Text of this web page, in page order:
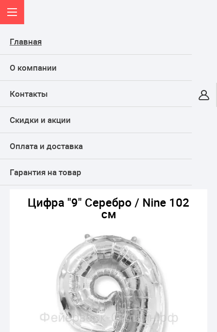
Главная
О компании
Контакты
Скидки и акции
Оплата и доставка
Гарантия на товар
Онлайн-гипермаркет
КАТАЛОГ
Воздушные шары
Фольгированные
Цифры
Цифра "9" Серебро / Nine 102 см
Цифра "9" Серебро / Nine 102
см